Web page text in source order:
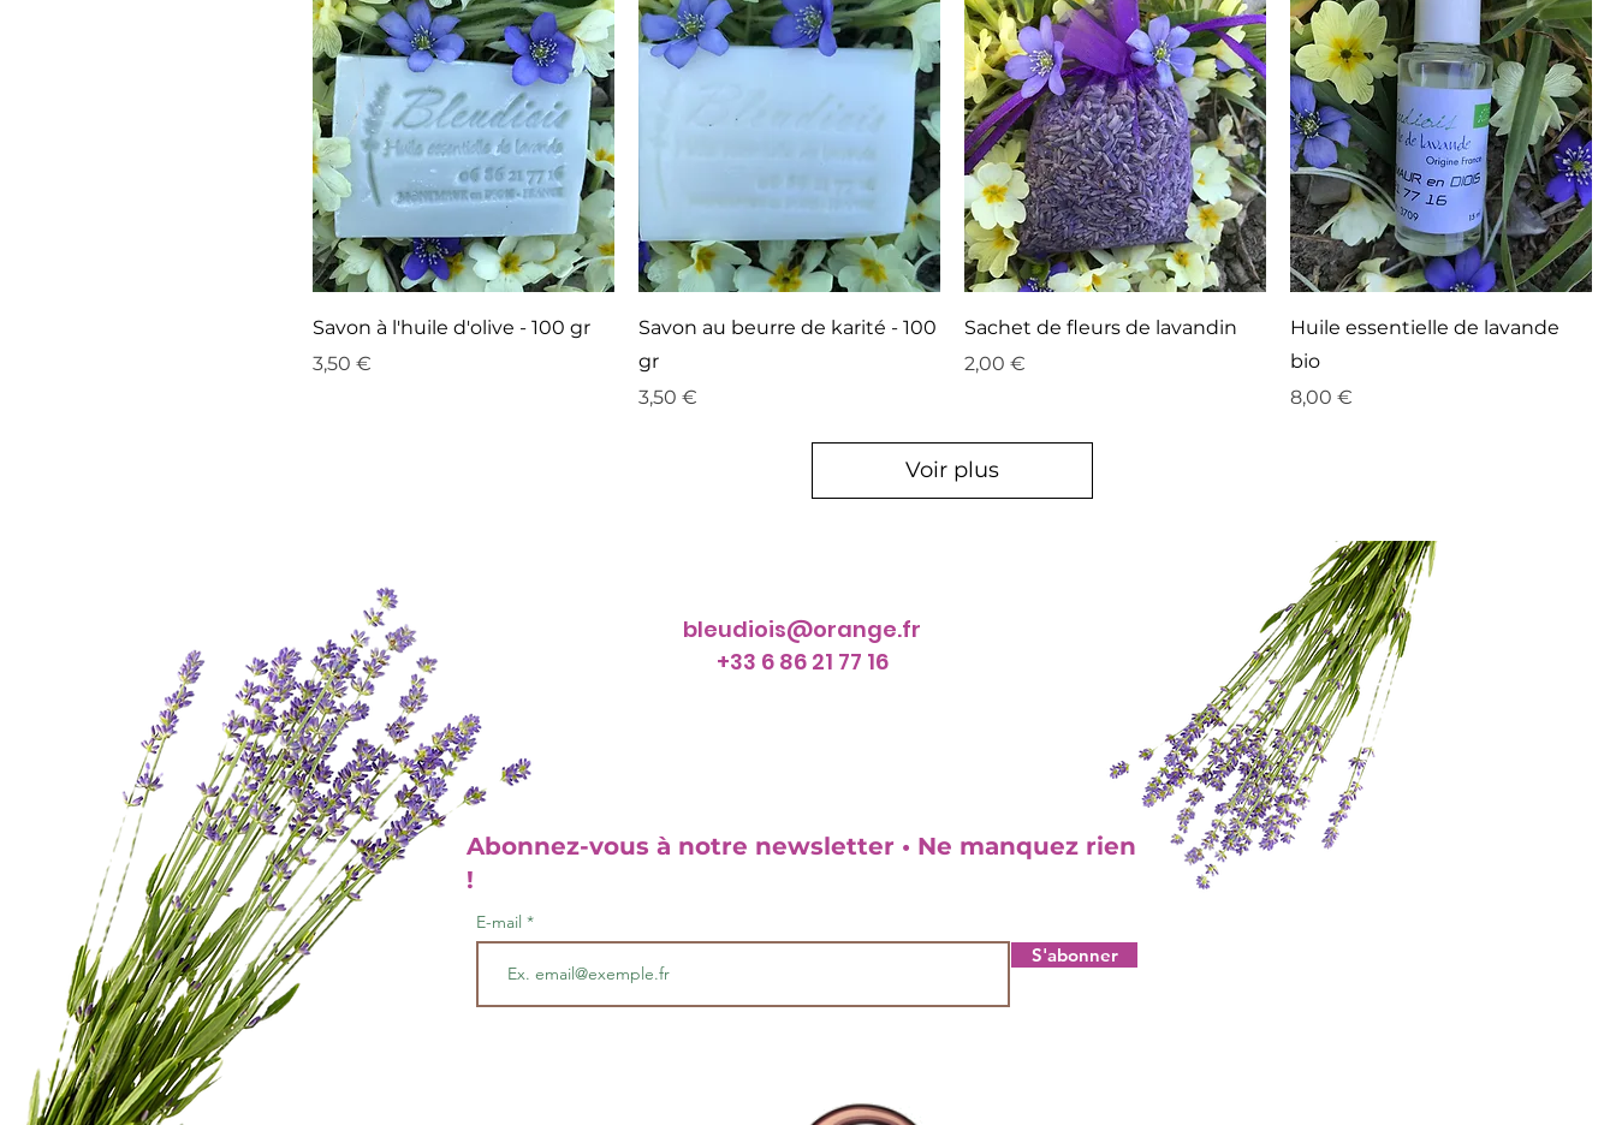
Savon à l'huile d'olive - 100 gr
Prix
3,50 €
Savon au beurre de karité - 100
gr
Prix
3,50 €
Sachet de fleurs de lavandin
Prix
2,00 €
Huile essentielle de lavande
bio
Prix
8,00 €
Voir plus
bleudiois@orange.fr
+33 6 86 21 77 16
Abonnez-vous à notre newsletter • Ne manquez rien
!
E-mail
S'abonner